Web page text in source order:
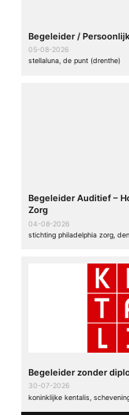
Begeleider /
05-08-2026
stellaluna, de punt (drenthe)
Begeleider Auditief –
Zorg
04-08-2026
stichting philadelphia zorg,
Begeleider zonder
30-07-2026
koninklijke kentalis,